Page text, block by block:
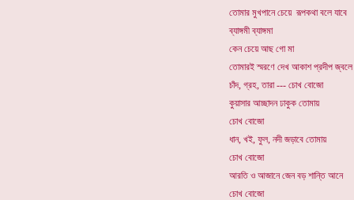
তোমার মুখপানে চেয়ে রূপকথা বলে যাবে
ব্যাঙ্গমী ব্যাঙ্গমা
কেন চেয়ে আছ গো মা
তোমারই স্মরণে দেখ আকাশ প্রদীপ
চাঁদ, গ্রহ, তারা --- চোখ বোজো
কুয়াসার আচ্ছাদন ঢাকুক তোমায়
চোখ বোজো
ধান, খই, ফুল, নদী জড়াবে তোমায়
চোখ বোজো
আরতি ও আজানে জেন বড় শান্তি আনে
চোখ বোজো